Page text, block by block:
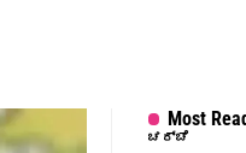
Most
ಚರ್ಚೆ